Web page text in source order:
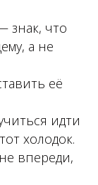
знак, что
а не
её
идти
холодок.
впереди,